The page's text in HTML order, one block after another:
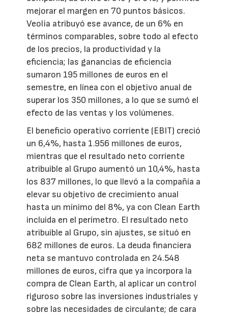
mejorar el margen en 70 puntos básicos.
Veolia atribuyó ese avance, de un 6% en
términos comparables, sobre todo al efecto
de los precios, la productividad y la
eficiencia; las ganancias de eficiencia
sumaron 195 millones de euros en el
semestre, en línea con el objetivo anual de
superar los 350 millones, a lo que se sumó el
efecto de las ventas y los volúmenes.
El beneficio operativo corriente (EBIT) creció
un 6,4%, hasta 1.956 millones de euros,
mientras que el resultado neto corriente
atribuible al Grupo aumentó un 10,4%, hasta
los 837 millones, lo que llevó a la compañía a
elevar su objetivo de crecimiento anual
hasta un mínimo del 8%, ya con Clean Earth
incluida en el perímetro. El resultado neto
atribuible al Grupo, sin ajustes, se situó en
682 millones de euros. La deuda financiera
neta se mantuvo controlada en 24.548
millones de euros, cifra que ya incorpora la
compra de Clean Earth, al aplicar un control
riguroso sobre las inversiones industriales y
sobre las necesidades de circulante; de cara